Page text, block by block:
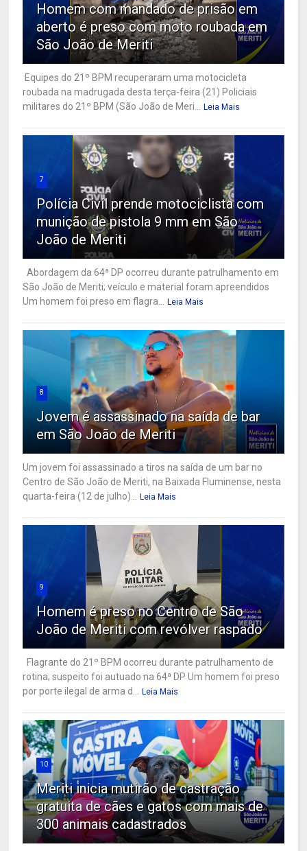
Homem com mandado de prisão em
aberto é preso com moto roubada em
São João de Meriti
Equipes do 21º BPM recuperaram uma motocicleta
roubada na madrugada desta terça-feira (21) Policiais
militares do 21º BPM (São João de Meri... Leia Mais
7
Polícia Civil prende motociclista com
munição de pistola 9 mm em São
João de Meriti
Abordagem da 64ª DP ocorreu durante patrulhamento em
São João de Meriti; veículo e material foram apreendidos
Um homem foi preso em flagra... Leia Mais
8
Jovem é assassinado na saída de bar
em São João de Meriti
Um jovem foi assassinado a tiros na saída de um bar no
Centro de São João de Meriti, na Baixada Fluminense, nesta
quarta-feira (12 de julho)... Leia Mais
9
Homem é preso no Centro de São
João de Meriti com revólver raspado
Flagrante do 21º BPM ocorreu durante patrulhamento de
rotina; suspeito foi autuado na 64ª DP Um homem foi preso
por porte ilegal de arma d... Leia Mais
10
Meriti inicia mutirão de castração
gratuita de cães e gatos com mais de
300 animais cadastrados